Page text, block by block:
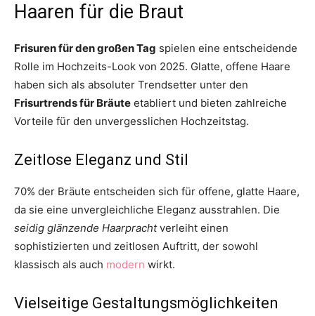
Haaren für die Braut
Frisuren für den großen Tag spielen eine entscheidende
Rolle im Hochzeits-Look von 2025. Glatte, offene Haare
haben sich als absoluter Trendsetter unter den
Frisurtrends für Bräute etabliert und bieten zahlreiche
Vorteile für den unvergesslichen Hochzeitstag.
Zeitlose Eleganz und Stil
70% der Bräute entscheiden sich für offene, glatte Haare,
da sie eine unvergleichliche Eleganz ausstrahlen. Die
seidig glänzende Haarprachtverleiht einen
sophistizierten und zeitlosen Auftritt, der sowohl
klassisch als auch modern wirkt.
Vielseitige Gestaltungsmöglichkeiten